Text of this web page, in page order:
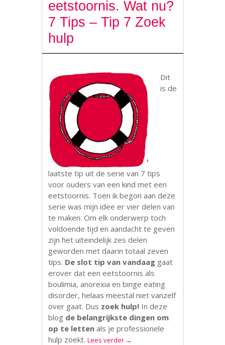
eetstoornis. Wat nu?
7 Tips – Tip 7 Zoek
hulp
Dit
is de
laatste tip uit de serie van 7 tips
voor ouders van een kind met een
eetstoornis. Toen ik begon aan deze
serie was mijn idee er vier delen van
te maken. Om elk onderwerp toch
voldoende tijd en aandacht te geven
zijn het uiteindelijk zes delen
geworden met daarin totaal zeven
tips. De slot tip van vandaag gaat
erover dat een eetstoornis als
boulimia, anorexia en binge eating
disorder, helaas meestal niet vanzelf
over gaat. Dus zoek hulp! In deze
blog de belangrijkste dingen om
op te letten als je professionele
hulp zoekt.Lees verder →